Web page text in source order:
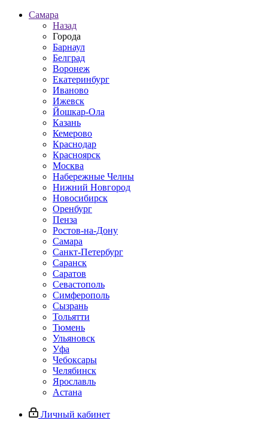
Самара
Назад
Города
Барнаул
Белград
Воронеж
Екатеринбург
Иваново
Ижевск
Йошкар-Ола
Казань
Кемерово
Краснодар
Красноярск
Москва
Набережные Челны
Нижний Новгород
Новосибирск
Оренбург
Пенза
Ростов-на-Дону
Самара
Санкт-Петербург
Саранск
Саратов
Севастополь
Симферополь
Сызрань
Тольятти
Тюмень
Ульяновск
Уфа
Чебоксары
Челябинск
Ярославль
Астана
Личный кабинет